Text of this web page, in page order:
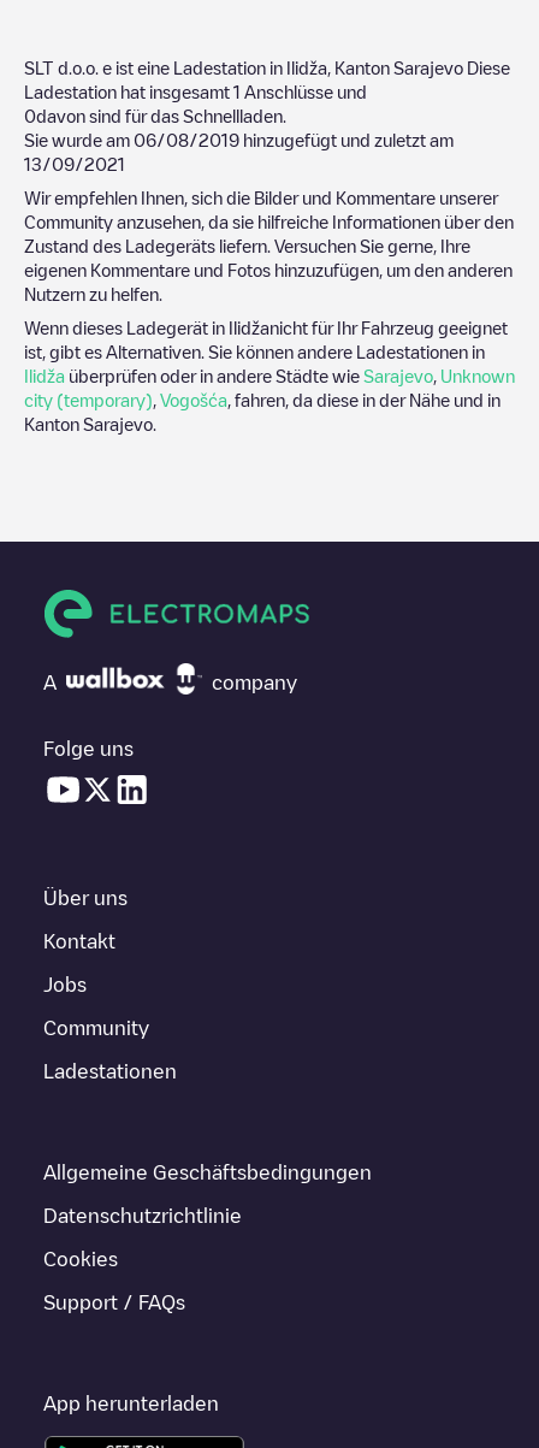
SLT d.o.o. e ist eine Ladestation in Ilidža Kanton Sarajevo Diese
Ladestation hat insgesamt 1 Anschlüsse und
0davon sind für das Schnellladen.
Sie wurde am 06/08/2019 hinzugefügt und zuletzt am
13/09/2021
Wir empfehlen Ihnen, sich die Bilder und Kommentare unserer
Community anzusehen, da sie hilfreiche Informationen über den
Zustand des Ladegeräts liefern. Versuchen Sie gerne, Ihre
eigenen Kommentare und Fotos hinzuzufügen, um den anderen
Nutzern zu helfen.
Wenn dieses Ladegerät in Ilidžanicht für Ihr Fahrzeug geeignet
ist, gibt es Alternativen. Sie können andere Ladestationen in
Ilidža überprüfen oder in andere Städte wie Sarajevo Unknown
city (temporary) Vogošća , fahren, da diese in der Nähe und in
Kanton Sarajevo
A company
Folge uns
Über uns
Kontakt
Jobs
Community
Ladestationen
Allgemeine Geschäftsbedingungen
Datenschutzrichtlinie
Cookies
Support / FAQs
App herunterladen